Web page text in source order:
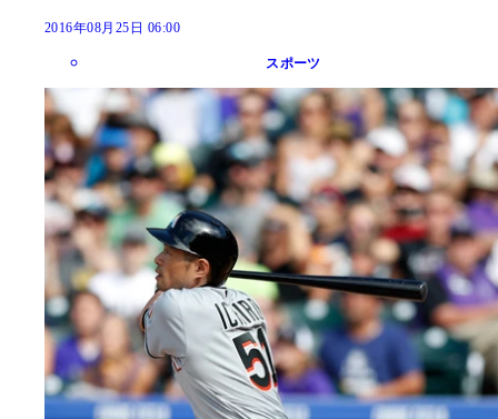
2016年08月25日 06:00
スポーツ